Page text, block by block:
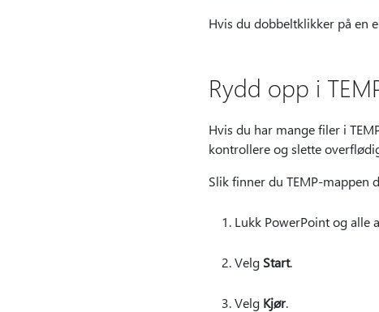
Hvis du dobbeltklikker på en
Rydd opp i
Hvis du har mange filer i
kontrollere og slette
Slik finner du TEMP-mappen
Lukk PowerPoint og alle
Velg Start.
Velg Kjør.